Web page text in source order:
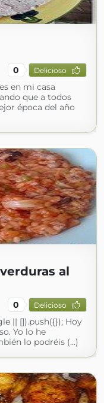
0 Delicioso
en mi casa
que a todos
época del año
al
0 Delicioso
|| []).push({}); Hoy
Yo lo he
lo podréis (...)